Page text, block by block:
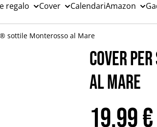
regalo Cover CalendariAmazon
sottile Monterosso al Mare
Cover
al Mare
19,99 €